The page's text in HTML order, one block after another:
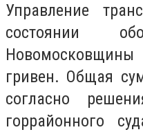
Управление
состоянии
гривен. Общая
согласно
горрайонного